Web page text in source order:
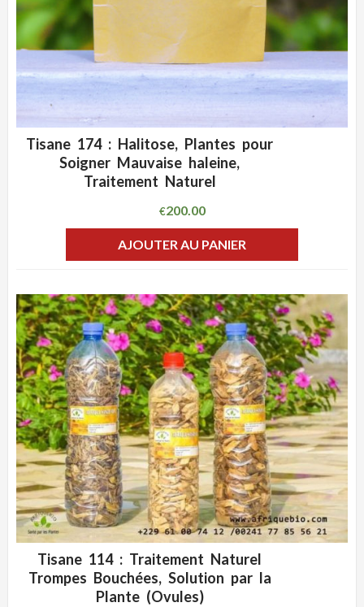
ADD WISHLIST
Tisane 174 : Halitose, Plantes pour
Soigner Mauvaise haleine,
Traitement Naturel
€200.00
AJOUTER AU PANIER
ADD WISHLIST
Tisane 114 : Traitement Naturel
Trompes Bouchées, Solution par la
Plante (Ovules)